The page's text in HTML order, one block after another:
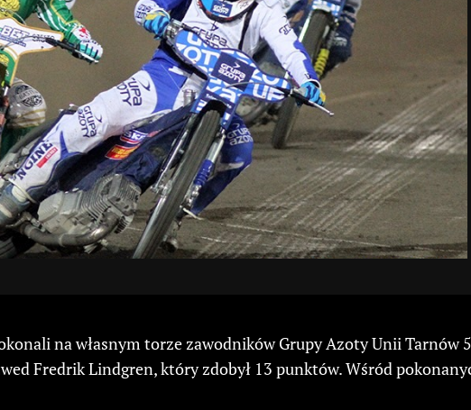
na własnym torze zawodników Grupy Azoty Unii Tarnów
Fredrik Lindgren, który zdobył 13 punktów. Wśród